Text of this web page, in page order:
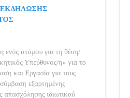
ενός ατόμου για τη θέση/
Υπεύθυνος/η» για το
και Εργασία για τους
εξαρτημένης
απασχόλησης ιδιωτικού